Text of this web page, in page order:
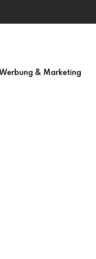
Werbung & Marketing